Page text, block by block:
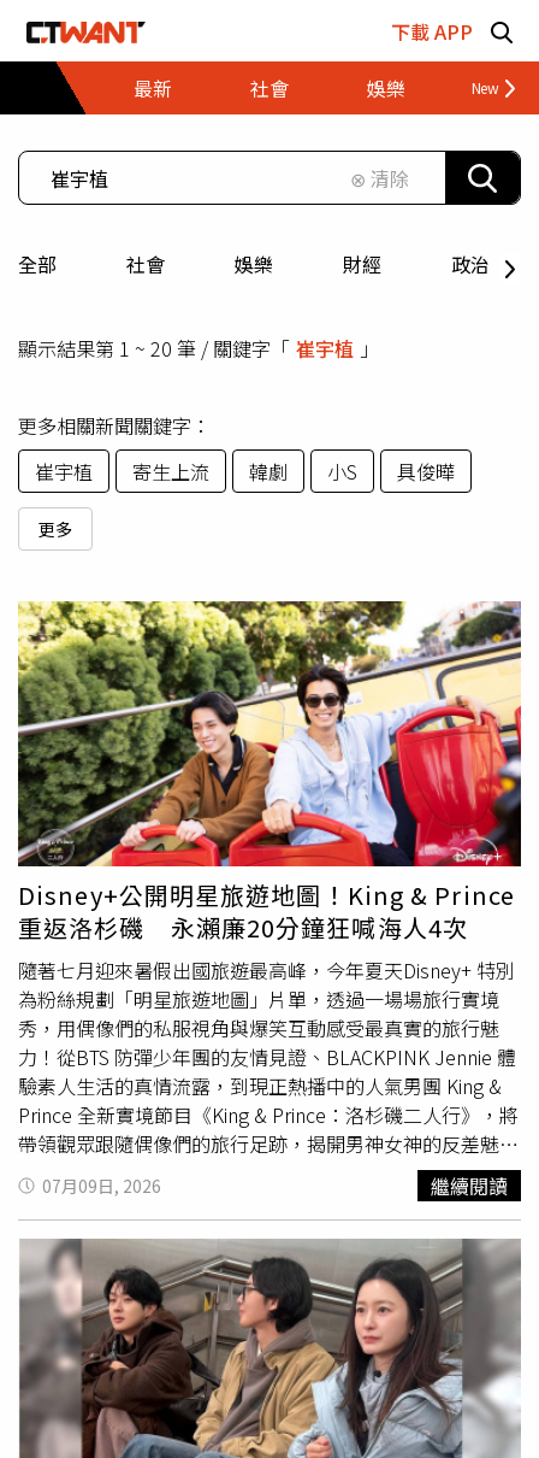
下載 APP
最新
社會 娛樂 財經
⊗ 清除
全部 社會 娛樂 財經 政治
顯示結果第 1 ~ 20 筆 / 關鍵字「 崔宇植 」
更多相關新聞關鍵字：
崔宇植
寄生上流 韓劇 小S 具俊曄
更多
Disney+公開明星旅遊地圖！King & Prince
重返洛杉磯 永瀨廉20分鐘狂喊海人4次
隨著七月迎來暑假出國旅遊最高峰，今年夏天Disney+ 特別
為粉絲規劃「明星旅遊地圖」片單，透過一場場旅行實境
秀，用偶像們的私服視角與爆笑互動感受最真實的旅行魅
力！從BTS 防彈少年團的友情見證、BLACKPINK Jennie 體
驗素人生活的真情流露，到現正熱播中的人氣男團 King &
Prince 全新實境節目《King & Prince：洛杉磯二人行》，將
帶領觀眾跟隨偶像們的旅行足跡，揭開男神女神的反差魅
力。年初來到台灣參加《紅白藝能大賞》引發話題的日本頂
流男團 King & Prince，成員永瀨廉與高橋海人攜手前往五
年前曾共同訓練、承載青春回憶的美國洛杉磯。不過旅程開
始兩人立刻被迫在異國分開，需要在一張「離海最近」的長
椅集合。然而才剛分別，永瀨廉就已藏不住對高橋海人的強
烈想念，短短20分鐘內竟四度提起對方姓名，頻頻說著「要
是海人在這邊就好了」、「想跟海人一起玩這個」。
BTS「忙內LINE」J Jung Kook（左）、Jimin（右）一起從
走訪多國。（圖／Disney+提供）在最新劇情中，兩人的新
任務則是要為對方挑選一樣禮物。海人首先來到自己一直很
07月09日, 2026 繼續閱讀